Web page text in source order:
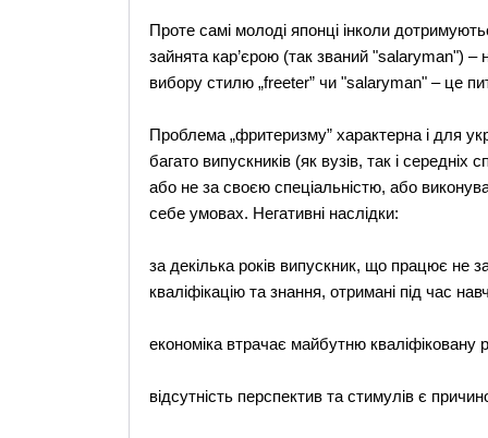
Проте самі молоді японці інколи
зайнята кар’єрою (так званий "salaryman")
вибору стилю „freeter” чи "salaryman" – це
Проблема „фритеризму” характерна і для
багато випускників (як вузів, так і
або не за своєю спеціальністю, або
себе умовах. Негативні наслідки:
за декілька років випускник, що працює не
кваліфікацію та знання, отримані під час
економіка втрачає майбутню кваліфіковану
відсутність перспектив та стимулів є